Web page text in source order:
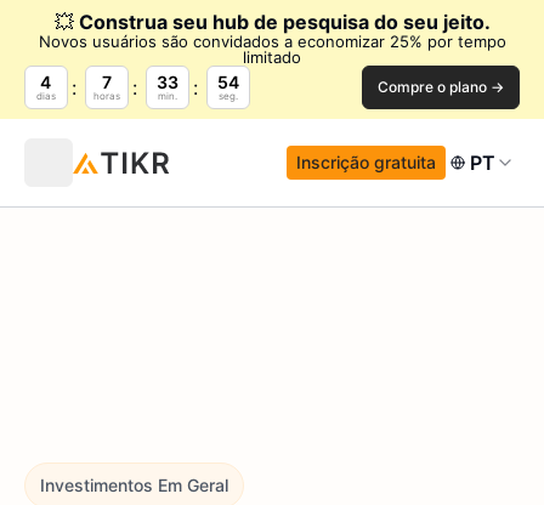
💥 Construa seu hub de pesquisa do seu jeito.
Novos usuários são convidados a economizar 25% por tempo
limitado
4
dias
7
horas
33
min.
53
seg. Compre o plano →
Inscrição gratuita PT
Investimentos Em Geral